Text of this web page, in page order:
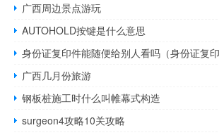
广西周边景点游玩
AUTOHOLD按键是什么意思
身份证复印件能随便给别人看吗（身份证复
广西几月份旅游
钢板桩施工时什么叫帷幕式构造
surgeon4攻略10关攻略